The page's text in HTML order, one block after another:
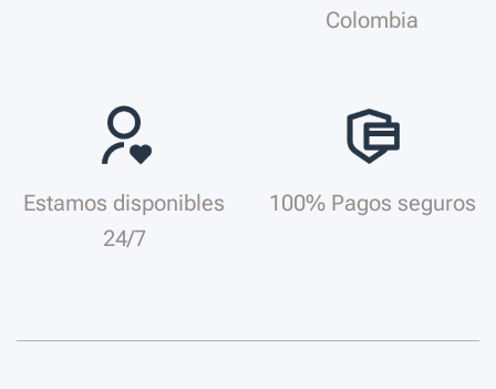
Colombia
Estamos disponibles
24/7
100% Pagos seguros